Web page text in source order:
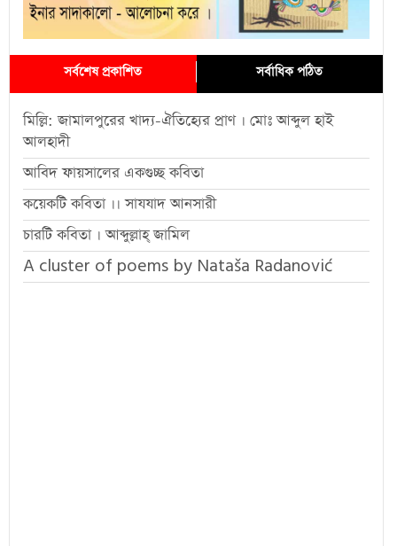
সর্বশেষ প্রকাশিত সর্বাধিক পঠিত
মিল্লি: জামালপুরের খাদ্য-ঐতিহ্যের প্রাণ । মোঃ আব্দুল হাই
আলহাদী
আবিদ ফায়সালের একগুচ্ছ কবিতা
কয়েকটি কবিতা ।। সাযযাদ আনসারী
চারটি কবিতা । আব্দুল্লাহ্ জামিল
A cluster of poems by Nataša Radanović